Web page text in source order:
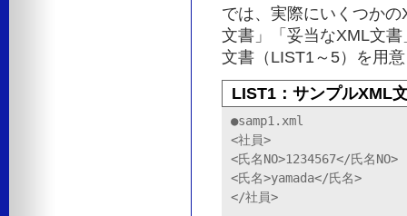
では、実際にいくつか
文書」「妥当なXML文
文書（LIST1～5）を用
LIST1：サンプルXML
●samp1.xml
<社員>
<氏名NO>1234567</氏名NO>
<氏名>yamada</氏名>
</社員>